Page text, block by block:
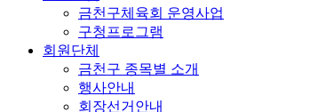
금천구체육회 운영사업
구청프로그램
회원단체
금천구 종목별 소개
행사안내
회장선거안내